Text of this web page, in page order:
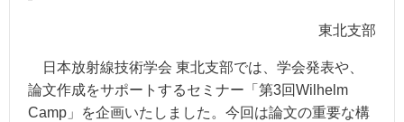
東北支部
日本放射線技術学会 東北支部では、学会発表や、
論文作成をサポートするセミナー「第3回Wilhelm
Camp」を企画いたしました。今回は論文の重要な構